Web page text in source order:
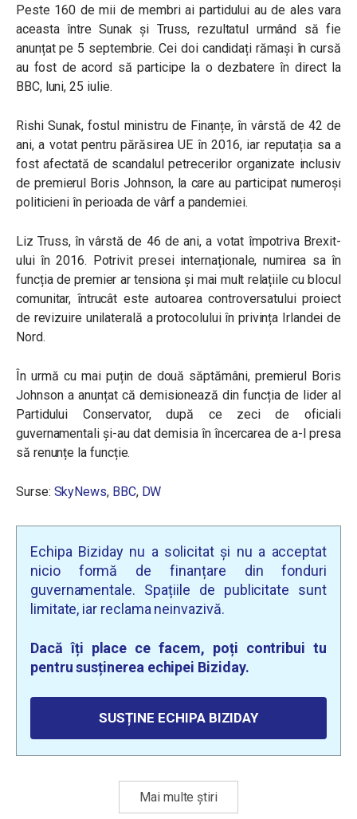
Peste 160 de mii de membri ai partidului au de ales vara
aceasta între Sunak și Truss, rezultatul urmând să fie
anunțat pe 5 septembrie. Cei doi candidați rămași în cursă
au fost de acord să participe la o dezbatere în direct la
BBC, luni, 25 iulie.
Rishi Sunak, fostul ministru de Finanțe, în vârstă de 42 de
ani, a votat pentru părăsirea UE în 2016, iar reputația sa a
fost afectată de scandalul petrecerilor organizate inclusiv
de premierul Boris Johnson, la care au participat numeroși
politicieni în perioada de vârf a pandemiei.
Liz Truss, în vârstă de 46 de ani, a votat împotriva Brexit-
ului în 2016. Potrivit presei internaționale, numirea sa în
funcția de premier ar tensiona și mai mult relațiile cu blocul
comunitar, întrucât este autoarea controversatului proiect
de revizuire unilaterală a protocolului în privința Irlandei de
Nord.
În urmă cu mai puțin de două săptămâni, premierul Boris
Johnson a anunțat că demisionează din funcția de lider al
Partidului Conservator, după ce zeci de oficiali
guvernamentali și-au dat demisia în încercarea de a-l presa
să renunțe la funcție.
Surse: SkyNews, BBC, DW
Echipa Biziday nu a solicitat și nu a acceptat
nicio formă de finanțare din fonduri
guvernamentale. Spațiile de publicitate sunt
limitate, iar reclama neinvazivă.
Dacă îți place ce facem, poți contribui tu
pentru susținerea echipei Biziday.
SUSȚINE ECHIPA BIZIDAY
Mai multe știri